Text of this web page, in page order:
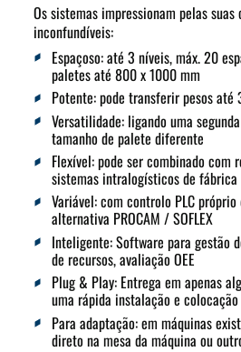
Os sistemas impressionam pelas suas
inconfundíveis:
Espaçoso:até 3 níveis, máx. 20
paletes até 800 x 1000 mm
Potente:pode transferir pesos até
Versatilidade:ligando uma
tamanho de palete diferente
Flexível:pode ser combinado com
sistemas intralogísticos de fábrica
Variável:com controlo PLC próprio
alternativa PROCAM / SOFLEX
Inteligente:Software para gestão
de recursos, avaliação OEE
Plug & Play:Entrega em apenas
uma rápida instalação e
Para adaptação: em máquinas
direto na mesa da máquina ou